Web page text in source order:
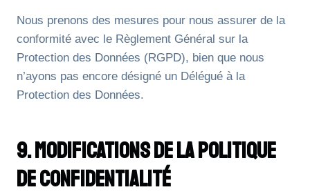
Nous prenons des mesures pour nous assurer de la
conformité avec le Règlement Général sur la
Protection des Données (RGPD), bien que nous
n’ayons pas encore désigné un Délégué à la
Protection des Données.
9. Modifications De La Politique
De Confidentialité